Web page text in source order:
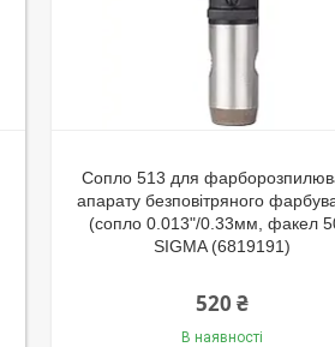
Сопло 513 для
апарату безповітряного
(сопло 0.013"/0.33мм, факел
SIGMA (6819191)
520 ₴
В наявності